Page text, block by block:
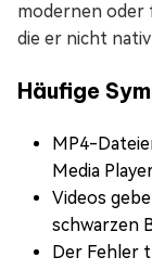
modernen
die er nicht
Häufige
MP4-
Media
Videos
schwarzen
Der Fehler